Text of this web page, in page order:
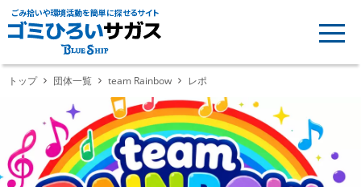
ごみ拾いや環境活動を簡単に探せるサイト
トップ 団体一覧 team Rainbow レポ